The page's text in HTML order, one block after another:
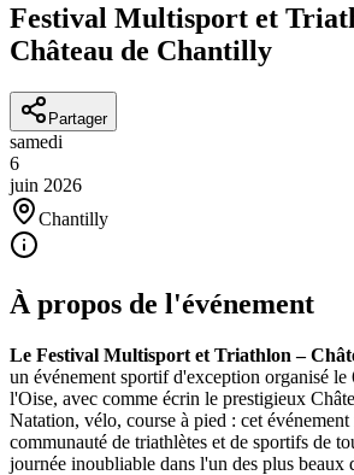
Festival Multisport et
Château de Chantilly
Partager
samedi
6
juin 2026
Chantilly
À propos de l'événement
Le Festival Multisport et Triathlon –
un événement sportif d'exception organisé
l'Oise, avec comme écrin le prestigieux
Natation, vélo, course à pied : cet
communauté de triathlètes et de sportifs de
journée inoubliable dans l'un des plus beaux